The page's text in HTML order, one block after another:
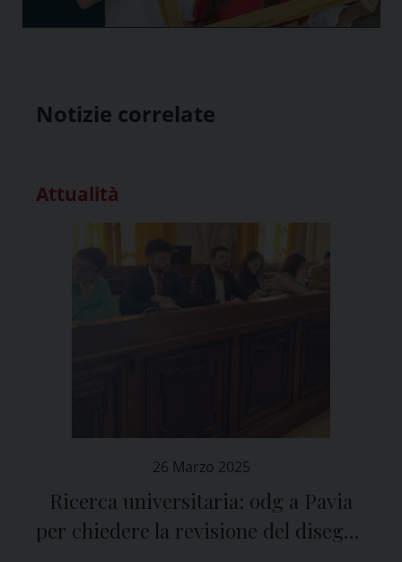
Notizie correlate
Attualità
26 Marzo 2025
Ricerca universitaria: odg a Pavia
per chiedere la revisione del disegno